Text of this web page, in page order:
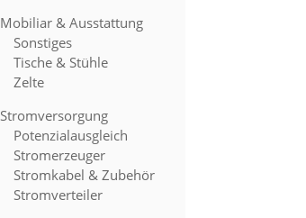
Mobiliar & Ausstattung
Sonstiges
Tische & Stühle
Zelte
Stromversorgung
Potenzialausgleich
Stromerzeuger
Stromkabel & Zubehör
Stromverteiler